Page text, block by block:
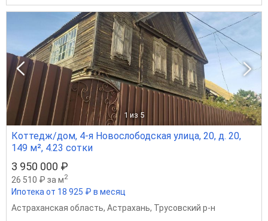
1 из 5
Коттедж/дом, 4-я Новослободская улица, 20, д. 20,
149 м², 4.23 сотки
3 950 000 ₽
26 510 ₽ за м2
Ипотека от 18 925 ₽ в месяц
Астраханская область, Астрахань, Трусовский р-н